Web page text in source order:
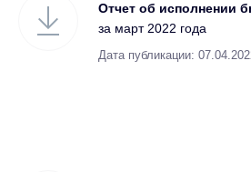
Отчет об исполнении
за март 2022 года
Дата публикации: